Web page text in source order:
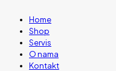
Home
Shop
Servis
O nama
Kontakt